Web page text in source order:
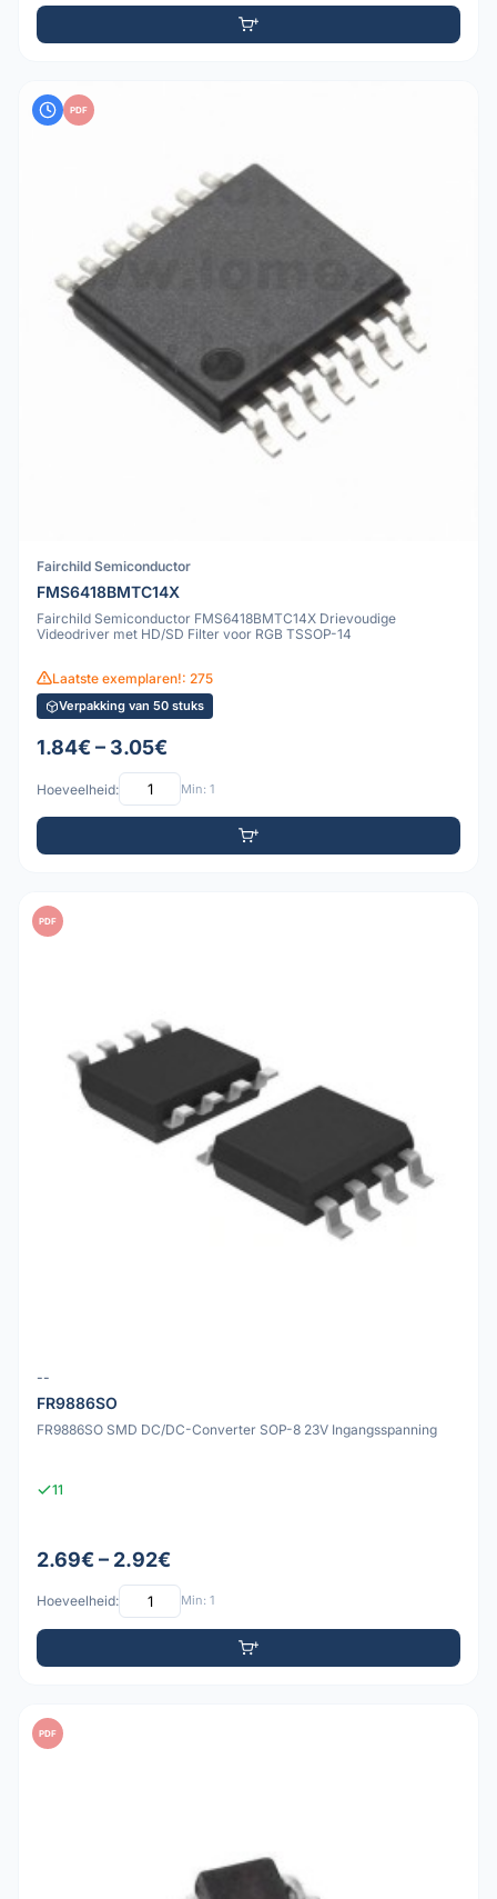
PDF
Fairchild Semiconductor
FMS6418BMTC14X
Fairchild Semiconductor FMS6418BMTC14X Drievoudige
Videodriver met HD/SD Filter voor RGB TSSOP-14
Laatste exemplaren!: 275
Verpakking van 50 stuks
1.84€ – 3.05€
Hoeveelheid: Min: 1
PDF
--
FR9886SO
FR9886SO SMD DC/DC-Converter SOP-8 23V Ingangsspanning
11
2.69€ – 2.92€
Hoeveelheid: Min: 1
PDF